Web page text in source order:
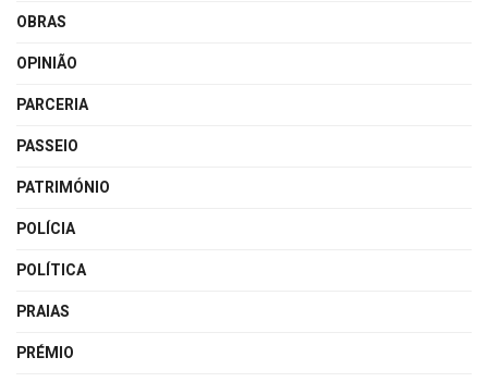
OBRAS
OPINIÃO
PARCERIA
PASSEIO
PATRIMÓNIO
POLÍCIA
POLÍTICA
PRAIAS
PRÉMIO